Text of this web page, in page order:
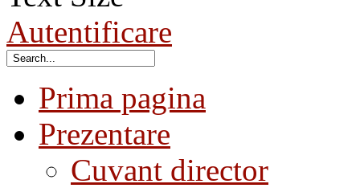
Autentificare
Prima pagina
Prezentare
Cuvant director